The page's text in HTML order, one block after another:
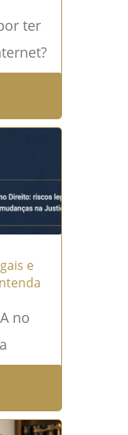
ter
e
no
Direito